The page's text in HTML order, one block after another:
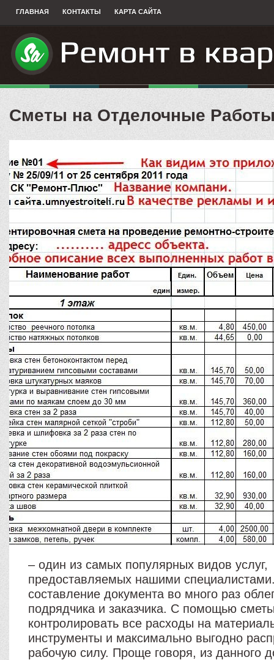
ГЛАВНАЯ КОНТАКТЫ КАРТА САЙТА
Сметы на Отделочные
– один из самых популярных видов услуг,
предоставляемых нашими
составление документа во много раз
подрядчика и заказчика. С помощью
контролировать все расходы на
инструменты и максимально выгодно
рабочую силу. Проще говоря, из данного